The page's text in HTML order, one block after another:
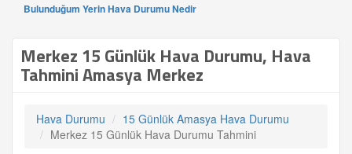
Bulunduğum Yerin Hava Durumu Nedir
Merkez 15 Günlük Hava Durumu, Hava
Tahmini Amasya Merkez
Hava Durumu
15 Günlük Amasya Hava Durumu
Merkez 15 Günlük Hava Durumu Tahmini